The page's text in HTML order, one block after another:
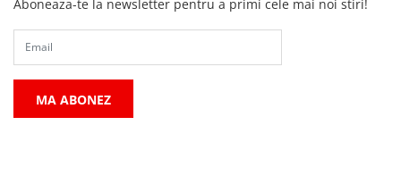
Aboneaza-te la newsletter pentru a primi cele mai noi stiri!
MA ABONEZ